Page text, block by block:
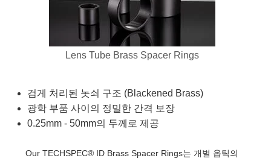
신제품
Filters
Lenses
Targets
and Optomechanics
Interface Cameras
또는 제품생산Tomography
and Detection
and Production
Lens Tube Brass Spacer Rings
검게 처리된 놋쇠 구조 (Blackened Brass)
광학 부품 사이의 정밀한 간격 보장
0.25mm - 50mm의 두께로 제공
Our TECHSPEC® ID Brass Spacer Rings는 개별 옵틱의